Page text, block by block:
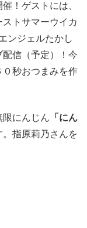
！ゲストには、
トサマーウイカ
ンジェルたかし
信（予定）！今
０秒おつまみを作
限にんじん 「にん
。指原莉乃さんを